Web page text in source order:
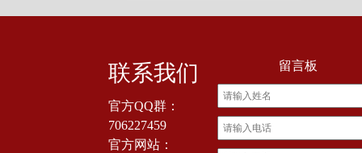
联系我们
官方QQ群：
706227459
官方网站：
留言板